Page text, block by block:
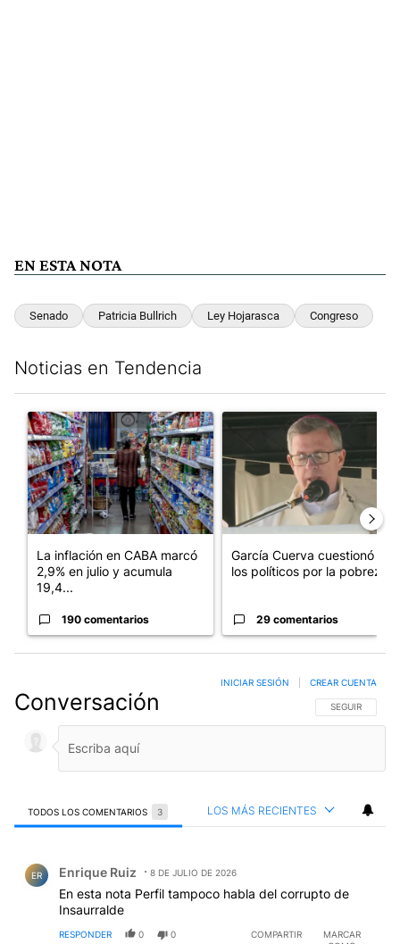
EN ESTA NOTA
Senado Patricia Bullrich Ley Hojarasca Congreso
Noticias en Tendencia
Un artículo de tendencia con el título "La inflación en CABA
La inflación en CABA marcó
2,9% en julio y acumula
19,4...
190 comentarios
Un artículo de tendencia con
García Cuerva cuestionó a
los políticos por la pobreza
29 comentarios
Conversación SIGA ESTA
SEGUIR
INICIAR SESIÓN CREAR CUENTA
TODOS LOS COMENTARIOS 3 LOS MÁS RECIENTES
ER Enrique Ruiz 8 DE JULIO DE 2026
En esta nota Perfil tampoco habla del corrupto de
Insaurralde
RESPONDER 0 0 COMPARTIR
MARCAR